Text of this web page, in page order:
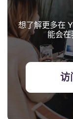
想了解更多在
能会
访